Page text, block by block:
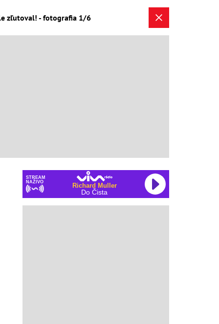
zľutoval! - fotografia 1/6
STREAM
NAŽIVO
Richard Muller
Do Čista